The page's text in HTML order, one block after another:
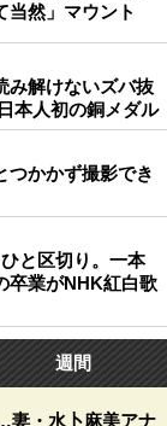
当然」マウント
み解けないズバ抜
本人初の銅メダル
つかかず撮影でき
と区切り。一本
卒業がNHK紅白歌
週間
妻・水卜麻美アナ